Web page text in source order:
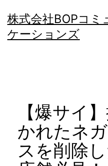
ン
テ
株式会社BOPコミ
ケーションズ
【爆サイ
かれたネ
スを削除